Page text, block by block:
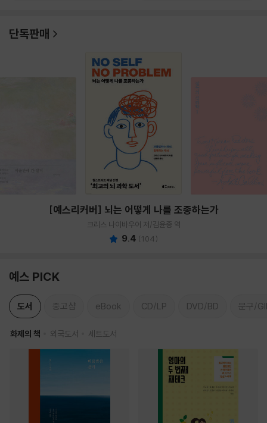
단독판매
[예스리커버] 뇌는 어떻게 나를 조종하는가
크리스 나이바우어 저/김윤종 역
9.4 (104)
예스 PICK
도서 중고샵 eBook CD/LP DVD/BD 문구/
화제의 책 외국도서 세트도서